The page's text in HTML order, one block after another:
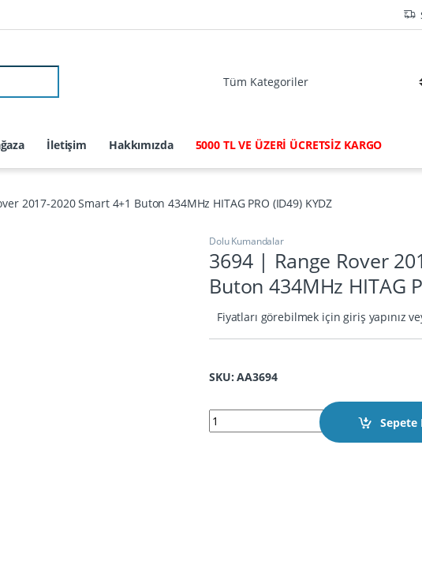
İletişim Hakkımızda 5000 TL VE ÜZERİ ÜCRETSİZ KARGO
2017-2020 Smart 4+1 Buton 434MHz HITAG PRO (ID49) KYDZ
Dolu Kumandalar
3694 | Range Rover
Buton 434MHz HITAG
Fiyatları görebilmek için giriş yapınız
SKU: AA3694
3694 | Range Rover 2017-2020 Smart
Sepete